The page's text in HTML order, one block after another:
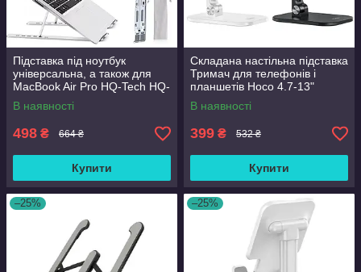
Підставка під ноутбук
універсальна, а також для
MacBook Air Pro HQ-Tech HQ-
CP-AIR, алюміній, складана,
Bag
В наявності
498 ₴ 664 ₴
Купити
Складана настільна підставка
Тримач для телефонів і
планшетів Hoco 4.7-13"
Колір: Чорний.
В наявності
399 ₴ 532 ₴
Купити
–25% –25%